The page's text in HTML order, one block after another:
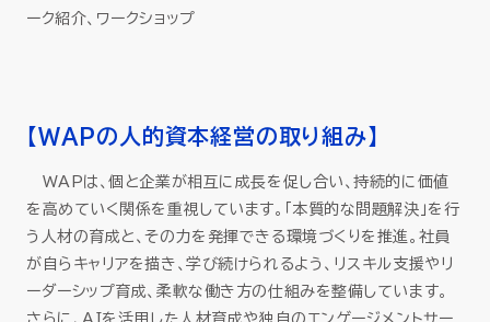
ーク紹介、ワークショップ
【WAPの人的資本経営の取り組み】
WAPは、個と企業が相互に成長を促し合い、持続的に価値
を高めていく関係を重視しています。「本質的な問題解決」を行
う人材の育成と、その力を発揮できる環境づくりを推進。社員
が自らキャリアを描き、学び続けられるよう、リスキル支援やリ
ーダーシップ育成、柔軟な働き方の仕組みを整備しています。
さらに、AIを活用した人材育成や独自のエンゲージメントサー